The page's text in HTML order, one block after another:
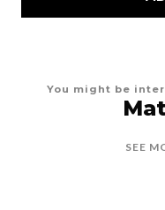
You might be
SEE